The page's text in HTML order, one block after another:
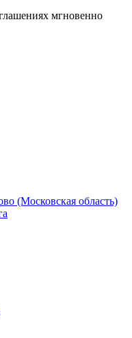
мгновенно
(Московская область)